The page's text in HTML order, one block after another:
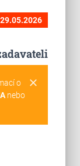
29.05.2026
clear
o
nebo